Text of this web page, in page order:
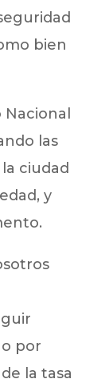
bien
las
ciudad
y
por
la tasa